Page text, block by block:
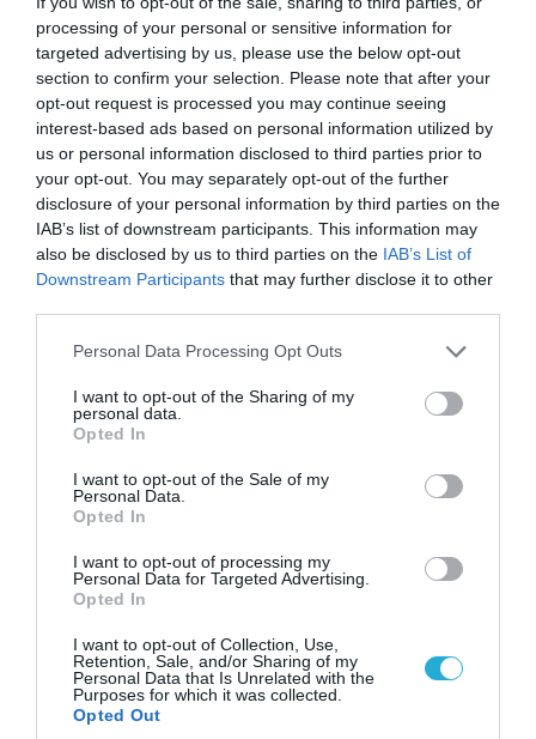
processing of your personal or sensitive information for
targeted advertising by us, please use the below opt-out
section to confirm your selection. Please note that after your
opt-out request is processed you may continue seeing
interest-based ads based on personal information utilized by
us or personal information disclosed to third parties prior to
your opt-out. You may separately opt-out of the further
disclosure of your personal information by third parties on the
IAB’s list of downstream participants. This information may
also be disclosed by us to third parties on the IAB’s List of
Downstream Participants that may further disclose it to other
Please note that this website/app uses one or more Google
not limited to your visit or usage behaviour. You may click to
grant or deny consent to Google and its third-party tags to
use your data for below specified purposes in below Google
consent section.
Personal Data Processing Opt Outs
I want to opt-out of the Sharing of my
personal data.
Opted In
I want to opt-out of the Sale of my
Personal Data.
Opted In
I want to opt-out of processing my
Personal Data for Targeted Advertising.
Opted In
I want to opt-out of Collection, Use,
Retention, Sale, and/or Sharing of my
Personal Data that Is Unrelated with the
Purposes for which it was collected.
Opted Out
07.08.2026 | 20:02
Ο Γιάννης Αλαφούζος «τέλειωσε» τον
Κωνσταντίνο Ζούλα από τον ΣΚΑΪ – Ο λόγος της
απομάκρυνσής του
«Η απόλυτη τραγωδία»: Η «αιχμηρή» ανάρτηση
του Αρκά για τα τατουάζ (φωτο)